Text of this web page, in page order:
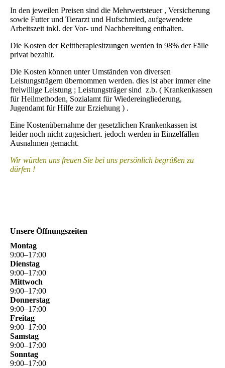
In den jeweilen Preisen sind die Mehrwertsteuer , Versicherung
sowie Futter und Tierarzt und Hufschmied, aufgewendete
Arbeitszeit inkl. der Vor- und Nachbereitung enthalten.
Die Kosten der Reittherapiesitzungen werden in 98% der Fälle
privat bezahlt.
Die Kosten können unter Umständen von diversen
Leistungsträgern übernommen werden. dies ist aber immer eine
freiwillige Leistung ; Leistungsträger sind z.b. ( Krankenkassen
für Heilmethoden, Sozialamt für Wiedereingliederung,
Jugendamt für Hilfe zur Erziehung ) .
Eine Kostenübernahme der gesetzlichen Krankenkassen ist
leider noch nicht zugesichert. jedoch werden in Einzelfällen
Ausnahmen gemacht.
Wir würden uns freuen Sie bei uns persönlich begrüßen zu
dürfen !
Unsere Öffnungszeiten
Montag
9:00–17:00
Dienstag
9:00–17:00
Mittwoch
9:00–17:00
Donnerstag
9:00–17:00
Freitag
9:00–17:00
Samstag
9:00–17:00
Sonntag
9:00–17:00